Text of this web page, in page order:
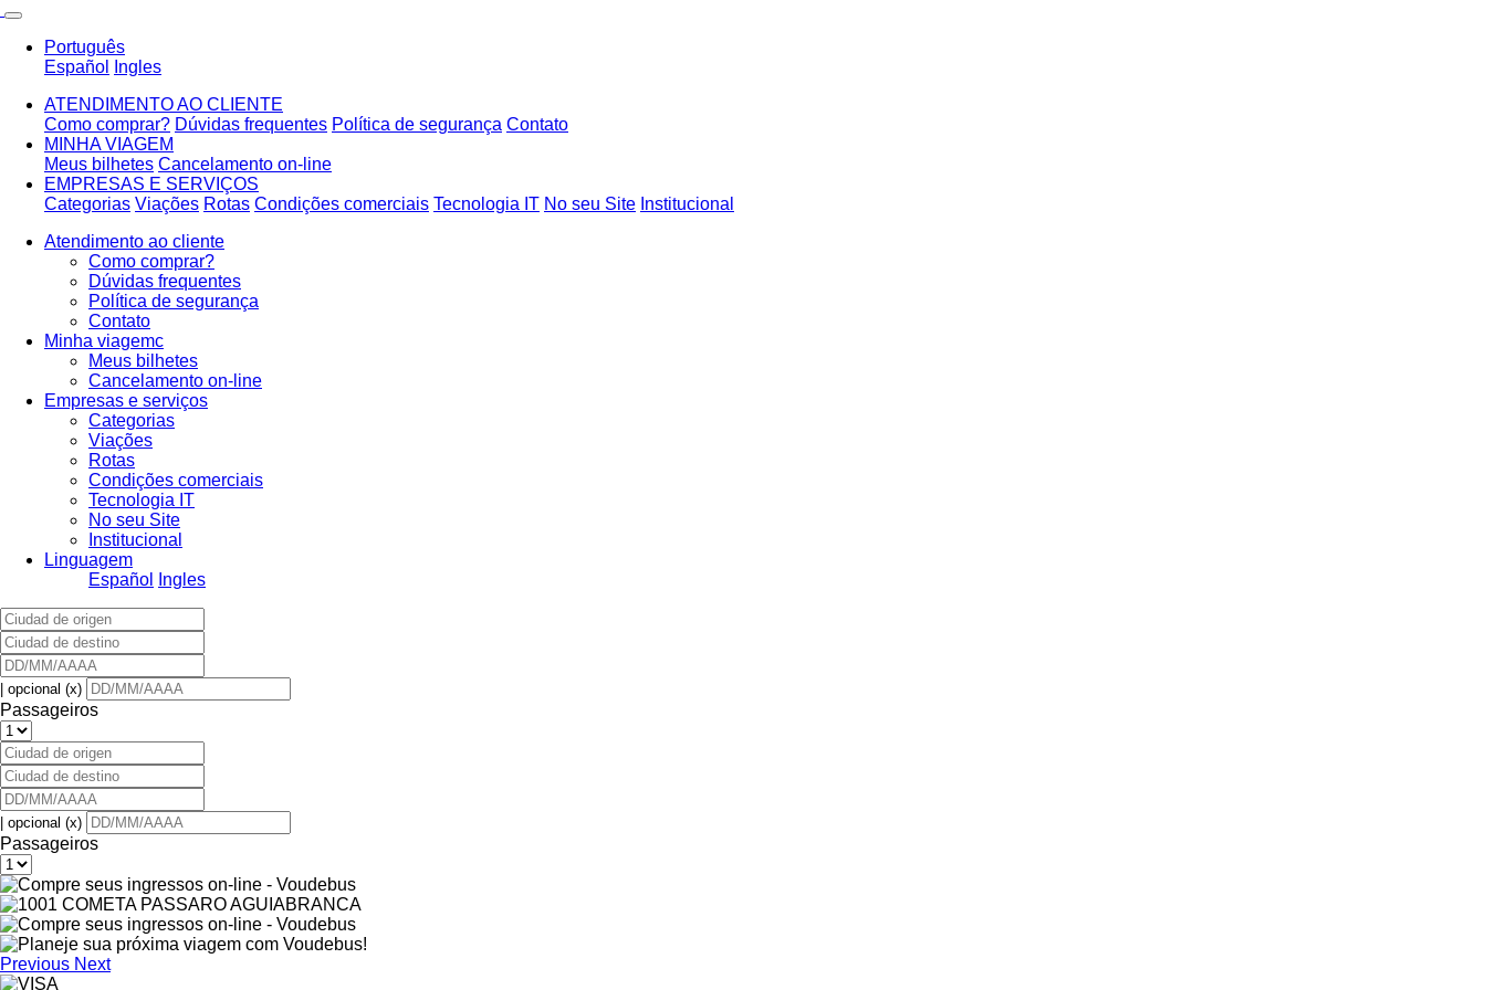
Português
Español
Ingles
ATENDIMENTO AO CLIENTE
Como comprar? Dúvidas frequentes Política de segurança Contato
MINHA VIAGEM
Meus bilhetes Cancelamento on-line
EMPRESAS E SERVIÇOS
Categorias Viações Rotas Condições comerciais Tecnologia IT No seu Site Institucional
Atendimento ao cliente
Como comprar?
Dúvidas frequentes
Política de segurança
Contato
Minha viagemc
Meus bilhetes
Cancelamento on-line
Empresas e serviços
Categorias
Viações
Rotas
Condições comerciais
Tecnologia IT
No seu Site
Institucional
Linguagem
Español
Ingles
| opcional (x)
Passageiros
| opcional (x)
Passageiros
Previous Next